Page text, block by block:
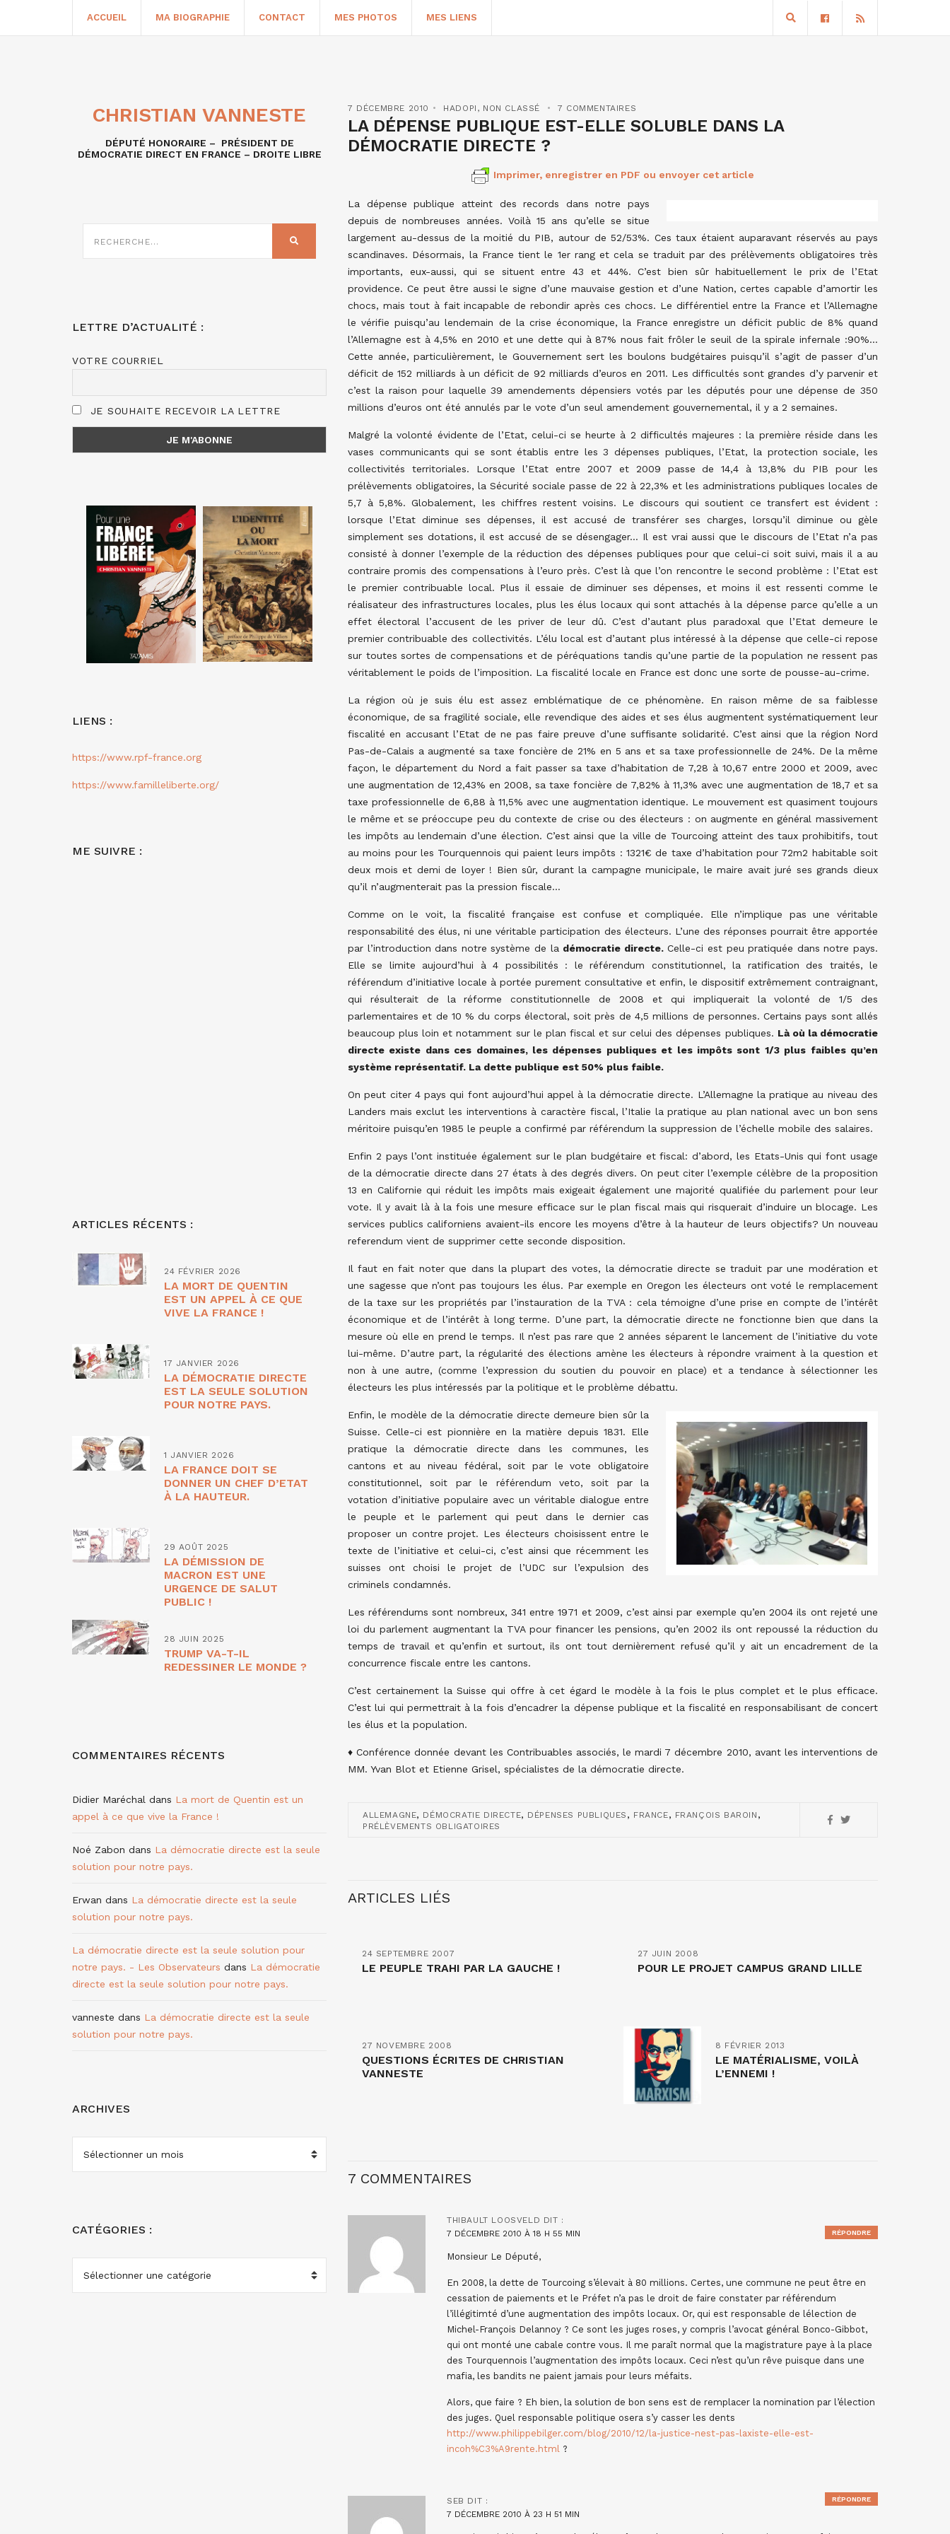
ACCUEIL MA BIOGRAPHIE CONTACT MES PHOTOS MES LIENS
7 DÉCEMBRE 2010 HADOPI , NON CLASSÉ 7 COMMENTAIRES
LA DÉPENSE PUBLIQUE EST-ELLE SOLUBLE DANS LA
DÉMOCRATIE DIRECTE ?
Imprimer, enregistrer en PDF ou envoyer cet article
La dépense publique atteint des records dans notre pays
depuis de nombreuses années. Voilà 15 ans qu’elle se situe
largement au-dessus de la moitié du PIB, autour de 52/53%. Ces taux étaient auparavant réservés au pays
scandinaves. Désormais, la France tient le 1er rang et cela se traduit par des prélèvements obligatoires très
importants, eux-aussi, qui se situent entre 43 et 44%. C’est bien sûr habituellement le prix de l’Etat
providence. Ce peut être aussi le signe d’une mauvaise gestion et d’une Nation, certes capable d’amortir les
chocs, mais tout à fait incapable de rebondir après ces chocs. Le différentiel entre la France et l’Allemagne
le vérifie puisqu’au lendemain de la crise économique, la France enregistre un déficit public de 8% quand
l’Allemagne est à 4,5% en 2010 et une dette qui à 87% nous fait frôler le seuil de la spirale infernale :90%…
Cette année, particulièrement, le Gouvernement sert les boulons budgétaires puisqu’il s’agit de passer d’un
déficit de 152 milliards à un déficit de 92 milliards d’euros en 2011. Les difficultés sont grandes d’y parvenir et
c’est la raison pour laquelle 39 amendements dépensiers votés par les députés pour une dépense de 350
millions d’euros ont été annulés par le vote d’un seul amendement gouvernemental, il y a 2 semaines.
Malgré la volonté évidente de l’Etat, celui-ci se heurte à 2 difficultés majeures : la première réside dans les
vases communicants qui se sont établis entre les 3 dépenses publiques, l’Etat, la protection sociale, les
collectivités territoriales. Lorsque l’Etat entre 2007 et 2009 passe de 14,4 à 13,8% du PIB pour les
prélèvements obligatoires, la Sécurité sociale passe de 22 à 22,3% et les administrations publiques locales de
5,7 à 5,8%. Globalement, les chiffres restent voisins. Le discours qui soutient ce transfert est évident :
lorsque l’Etat diminue ses dépenses, il est accusé de transférer ses charges, lorsqu’il diminue ou gèle
simplement ses dotations, il est accusé de se désengager… Il est vrai aussi que le discours de l’Etat n’a pas
consisté à donner l’exemple de la réduction des dépenses publiques pour que celui-ci soit suivi, mais il a au
contraire promis des compensations à l’euro près. C’est là que l’on rencontre le second problème : l’Etat est
le premier contribuable local. Plus il essaie de diminuer ses dépenses, et moins il est ressenti comme le
réalisateur des infrastructures locales, plus les élus locaux qui sont attachés à la dépense parce qu’elle a un
effet électoral l’accusent de les priver de leur dû. C’est d’autant plus paradoxal que l’Etat demeure le
premier contribuable des collectivités. L’élu local est d’autant plus intéressé à la dépense que celle-ci repose
sur toutes sortes de compensations et de péréquations tandis qu’une partie de la population ne ressent pas
véritablement le poids de l’imposition. La fiscalité locale en France est donc une sorte de pousse-au-crime.
La région où je suis élu est assez emblématique de ce phénomène. En raison même de sa faiblesse
économique, de sa fragilité sociale, elle revendique des aides et ses élus augmentent systématiquement leur
fiscalité en accusant l’Etat de ne pas faire preuve d’une suffisante solidarité. C’est ainsi que la région Nord
Pas-de-Calais a augmenté sa taxe foncière de 21% en 5 ans et sa taxe professionnelle de 24%. De la même
façon, le département du Nord a fait passer sa taxe d’habitation de 7,28 à 10,67 entre 2000 et 2009, avec
une augmentation de 12,43% en 2008, sa taxe foncière de 7,82% à 11,3% avec une augmentation de 18,7 et sa
taxe professionnelle de 6,88 à 11,5% avec une augmentation identique. Le mouvement est quasiment toujours
le même et se préoccupe peu du contexte de crise ou des électeurs : on augmente en général massivement
les impôts au lendemain d’une élection. C’est ainsi que la ville de Tourcoing atteint des taux prohibitifs, tout
au moins pour les Tourquennois qui paient leurs impôts : 1321€ de taxe d’habitation pour 72m2 habitable soit
deux mois et demi de loyer ! Bien sûr, durant la campagne municipale, le maire avait juré ses grands dieux
qu’il n’augmenterait pas la pression fiscale…
Comme on le voit, la fiscalité française est confuse et compliquée. Elle n’implique pas une véritable
responsabilité des élus, ni une véritable participation des électeurs. L’une des réponses pourrait être apportée
par l’introduction dans notre système de la démocratie directe.Celle-ci est peu pratiquée dans notre pays.
Elle se limite aujourd’hui à 4 possibilités : le référendum constitutionnel, la ratification des traités, le
référendum d’initiative locale à portée purement consultative et enfin, le dispositif extrêmement contraignant,
qui résulterait de la réforme constitutionnelle de 2008 et qui impliquerait la volonté de 1/5 des
parlementaires et de 10 % du corps électoral, soit près de 4,5 millions de personnes. Certains pays sont allés
beaucoup plus loin et notamment sur le plan fiscal et sur celui des dépenses publiques. Là où la démocratie
directe existe dans ces domaines, les dépenses publiques et les impôts sont 1/3 plus faibles qu’en
système représentatif. La dette publique est 50% plus faible.
On peut citer 4 pays qui font aujourd’hui appel à la démocratie directe. L’Allemagne la pratique au niveau des
Landers mais exclut les interventions à caractère fiscal, l’Italie la pratique au plan national avec un bon sens
méritoire puisqu’en 1985 le peuple a confirmé par référendum la suppression de l’échelle mobile des salaires.
Enfin 2 pays l’ont instituée également sur le plan budgétaire et fiscal: d’abord, les Etats-Unis qui font usage
de la démocratie directe dans 27 états à des degrés divers. On peut citer l’exemple célèbre de la proposition
13 en Californie qui réduit les impôts mais exigeait également une majorité qualifiée du parlement pour leur
vote. Il y avait là à la fois une mesure efficace sur le plan fiscal mais qui risquerait d’induire un blocage. Les
services publics californiens avaient-ils encore les moyens d’être à la hauteur de leurs objectifs? Un nouveau
referendum vient de supprimer cette seconde disposition.
Il faut en fait noter que dans la plupart des votes, la démocratie directe se traduit par une modération et
une sagesse que n’ont pas toujours les élus. Par exemple en Oregon les électeurs ont voté le remplacement
de la taxe sur les propriétés par l’instauration de la TVA : cela témoigne d’une prise en compte de l’intérêt
économique et de l’intérêt à long terme. D’une part, la démocratie directe ne fonctionne bien que dans la
mesure où elle en prend le temps. Il n’est pas rare que 2 années séparent le lancement de l’initiative du vote
lui-même. D’autre part, la régularité des élections amène les électeurs à répondre vraiment à la question et
non à une autre, (comme l’expression du soutien du pouvoir en place) et a tendance à sélectionner les
électeurs les plus intéressés par la politique et le problème débattu.
Enfin, le modèle de la démocratie directe demeure bien sûr la
Suisse. Celle-ci est pionnière en la matière depuis 1831. Elle
pratique la démocratie directe dans les communes, les
cantons et au niveau fédéral, soit par le vote obligatoire
constitutionnel, soit par le référendum veto, soit par la
votation d’initiative populaire avec un véritable dialogue entre
le peuple et le parlement qui peut dans le dernier cas
proposer un contre projet. Les électeurs choisissent entre le
texte de l’initiative et celui-ci, c’est ainsi que récemment les
suisses ont choisi le projet de l’UDC sur l’expulsion des
criminels condamnés.
Les référendums sont nombreux, 341 entre 1971 et 2009, c’est ainsi par exemple qu’en 2004 ils ont rejeté une
loi du parlement augmentant la TVA pour financer les pensions, qu’en 2002 ils ont repoussé la réduction du
temps de travail et qu’enfin et surtout, ils ont tout dernièrement refusé qu’il y ait un encadrement de la
concurrence fiscale entre les cantons.
C’est certainement la Suisse qui offre à cet égard le modèle à la fois le plus complet et le plus efficace.
C’est lui qui permettrait à la fois d’encadrer la dépense publique et la fiscalité en responsabilisant de concert
les élus et la population.
♦ Conférence donnée devant les Contribuables associés, le mardi 7 décembre 2010, avant les interventions de
MM. Yvan Blot et Etienne Grisel, spécialistes de la démocratie directe.
ALLEMAGNE, DÉMOCRATIE DIRECTE, DÉPENSES PUBLIQUES , FRANCE, FRANÇOIS BAROIN ,
PRÉLÈVEMENTS OBLIGATOIRES
ARTICLES LIÉS
24 SEPTEMBRE 2007
LE PEUPLE TRAHI PAR LA GAUCHE !
27 JUIN 2008
POUR LE PROJET CAMPUS GRAND LILLE
27 NOVEMBRE 2008
QUESTIONS ÉCRITES DE CHRISTIAN
VANNESTE
8 FÉVRIER 2013
LE MATÉRIALISME, VOILÀ
L’ENNEMI !
7 COMMENTAIRES
THIBAULT LOOSVELD DIT :
7 DÉCEMBRE 2010 À 18 H 55 MIN
Monsieur Le Député,
En 2008, la dette de Tourcoing s’élevait à 80 millions. Certes, une commune ne peut être en
cessation de paiements et le Préfet n’a pas le droit de faire constater par référendum
l’illégitimté d’une augmentation des impôts locaux. Or, qui est responsable de lélection de
Michel-François Delannoy ? Ce sont les juges roses, y compris l’avocat général Bonco-Gibbot,
qui ont monté une cabale contre vous. Il me paraît normal que la magistrature paye à la place
des Tourquennois l’augmentation des impôts locaux. Ceci n’est qu’un rêve puisque dans une
mafia, les bandits ne paient jamais pour leurs méfaits.
Alors, que faire ? Eh bien, la solution de bon sens est de remplacer la nomination par l’élection
des juges. Quel responsable politique osera s’y casser les dents
http://www.philippebilger.com/blog/2010/12/la-justice-nest-pas-laxiste-elle-est-
incoh%C3%A9rente.html ?
RÉPONDRE
SEB DIT :
7 DÉCEMBRE 2010 À 23 H 51 MIN
RÉPONDRE
CHRISTIAN VANNESTE
DÉPUTÉ HONORAIRE – PRÉSIDENT DE
DÉMOCRATIE DIRECT EN FRANCE – DROITE LIBRE
SUR
RECHERCHER
LETTRE D’ACTUALITÉ :
VOTRE COURRIEL
JE SOUHAITE RECEVOIR LA LETTRE
LIENS :
https://www.rpf-france.org
https://www.familleliberte.org/
ME SUIVRE :
ARTICLES RÉCENTS :
24 FÉVRIER 2026
LA MORT DE QUENTIN
EST UN APPEL À CE QUE
VIVE LA FRANCE !
17 JANVIER 2026
LA DÉMOCRATIE DIRECTE
EST LA SEULE SOLUTION
POUR NOTRE PAYS.
1 JANVIER 2026
LA FRANCE DOIT SE
DONNER UN CHEF D’ETAT
À LA HAUTEUR.
29 AOÛT 2025
LA DÉMISSION DE
MACRON EST UNE
URGENCE DE SALUT
PUBLIC !
28 JUIN 2025
TRUMP VA-T-IL
REDESSINER LE MONDE ?
COMMENTAIRES RÉCENTS
Didier Maréchal dans La mort de Quentin est un
appel à ce que vive la France !
Noé Zabon dans La démocratie directe est la seule
solution pour notre pays.
Erwan dans La démocratie directe est la seule
solution pour notre pays.
La démocratie directe est la seule solution pour
notre pays. - Les Observateurs dans La démocratie
directe est la seule solution pour notre pays.
vanneste dans La démocratie directe est la seule
solution pour notre pays.
ARCHIVES
ARCHIVES
CATÉGORIES :
CATÉGORIES